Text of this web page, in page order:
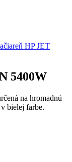
HP JET
5400W
na hromadnú
bielej farbe.